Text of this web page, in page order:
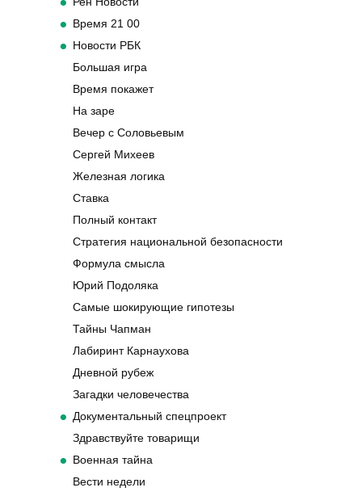
Время 21 00
Новости РБК
Большая игра
Время покажет
На заре
Вечер с Соловьевым
Сергей Михеев
Железная логика
Ставка
Полный контакт
Стратегия национальной безопасности
Формула смысла
Юрий Подоляка
Самые шокирующие гипотезы
Тайны Чапман
Лабиринт Карнаухова
Дневной рубеж
Загадки человечества
Документальный спецпроект
Здравствуйте товарищи
Военная тайна
Вести недели